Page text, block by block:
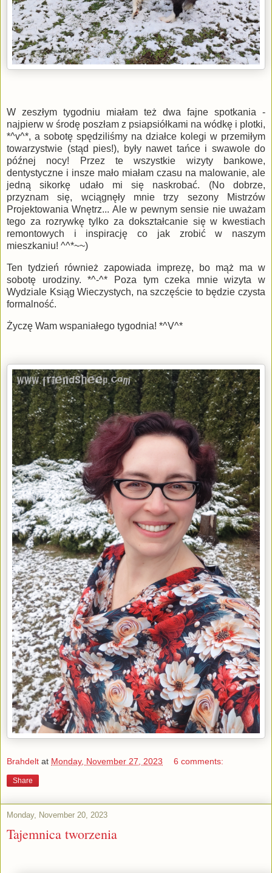
W zeszłym tygodniu miałam też dwa fajne spotkania -
najpierw w środę poszłam z psiapsiółkami na wódkę i plotki,
*^v^*, a sobotę spędziliśmy na działce kolegi w przemiłym
towarzystwie (stąd pies!), były nawet tańce i swawole do
późnej nocy! Przez te wszystkie wizyty bankowe,
dentystyczne i insze mało miałam czasu na malowanie, ale
jedną sikorkę udało mi się naskrobać. (No dobrze,
przyznam się, wciągnęły mnie trzy sezony Mistrzów
Projektowania Wnętrz... Ale w pewnym sensie nie uważam
tego za rozrywkę tylko za dokształcanie się w kwestiach
remontowych i inspirację co jak zrobić w naszym
mieszkaniu! ^^*~~)
Ten tydzień również zapowiada imprezę, bo mąż ma w
sobotę urodziny. *^-^* Poza tym czeka mnie wizyta w
Wydziale Ksiąg Wieczystych, na szczęście to będzie czysta
formalność.
Życzę Wam wspaniałego tygodnia! *^V^*
Brahdelt at Monday, November 27, 2023 6 comments:
Share
Monday, November 20, 2023
Tajemnica tworzenia